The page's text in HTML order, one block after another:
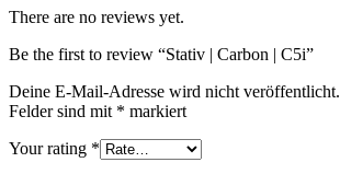
There are no reviews yet.
Be the first to review “Stativ | Carbon | C5i”
Deine E-Mail-Adresse wird nicht veröffentlicht.
Felder sind mit * markiert
Your rating *